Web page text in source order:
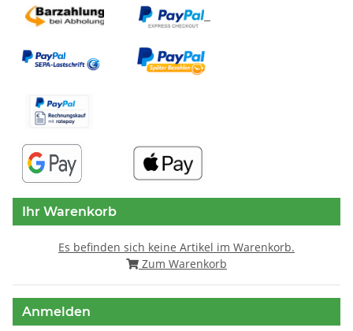
Ihr Warenkorb
Es befinden sich keine Artikel im Warenkorb.
Zum Warenkorb
Anmelden